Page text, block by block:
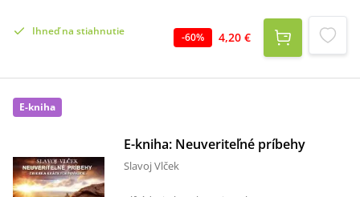
Ihneď na stiahnutie -60% 4,20 €
E-kniha
E-kniha: Neuveriteľné príbehy
Slavoj Vlček